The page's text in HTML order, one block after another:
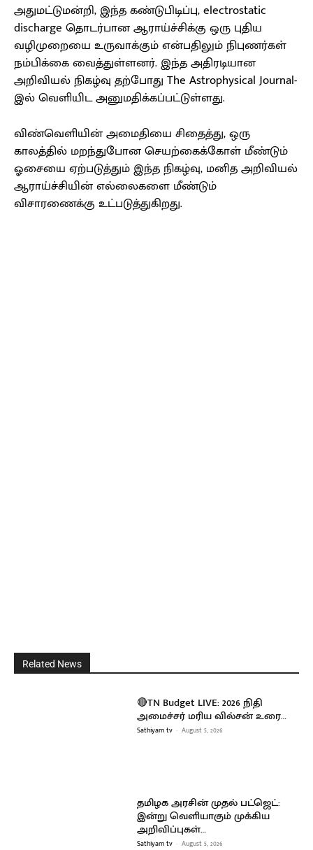
அதுமட்டுமன்றி, இந்த கண்டுபிடிப்பு, electrostatic
discharge தொடர்பான ஆராய்ச்சிக்கு ஒரு புதிய
வழிமுறையை உருவாக்கும் என்பதிலும் நிபுணர்கள்
நம்பிக்கை வைத்துள்ளனர். இந்த அதிரடியான
அறிவியல் நிகழ்வு தற்போது The Astrophysical Journal-
இல் வெளியிட அனுமதிக்கப்பட்டுள்ளது.
விண்வெளியின் அமைதியை சிதைத்து, ஒரு
காலத்தில் மறந்துபோன செயற்கைக்கோள் மீண்டும்
ஓசையை ஏற்படுத்தும் இந்த நிகழ்வு, மனித அறிவியல்
ஆராய்ச்சியின் எல்லைகளை மீண்டும்
விசாரணைக்கு உட்படுத்துகிறது.
Related News
🔴TN Budget LIVE: 2026 நிதி
அமைச்சர் மரிய வில்சன் உரை…
Sathiyam tv - August 5, 2026
தமிழக அரசின் முதல் பட்ஜெட்:
இன்று வெளியாகும் முக்கிய
அறிவிப்புகள்…
Sathiyam tv - August 5, 2026